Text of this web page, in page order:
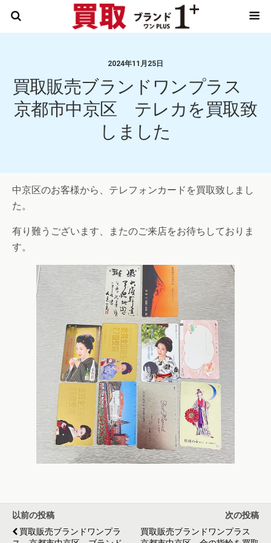
2024年11月25日
買取販売ブランドワンプラス
京都市中京区 テレカを買取致
しました
中京区のお客様から、テレフォンカードを買取致しまし
た。
有り難うございます、またのご来店をお待ちしておりま
す。
以前の投稿
買取販売ブランドワンプラ
次の投稿
買取販売ブランドワンプラス